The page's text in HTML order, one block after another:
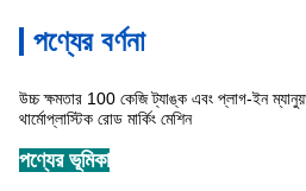
পণ্যের বর্ণনা
উচ্চ ক্ষমতার 100 কেজি ট্যাঙ্ক এবং প্লাগ-ইন
থার্মোপ্লাস্টিক রোড মার্কিং মেশিন
পণ্যের ভূমিকা